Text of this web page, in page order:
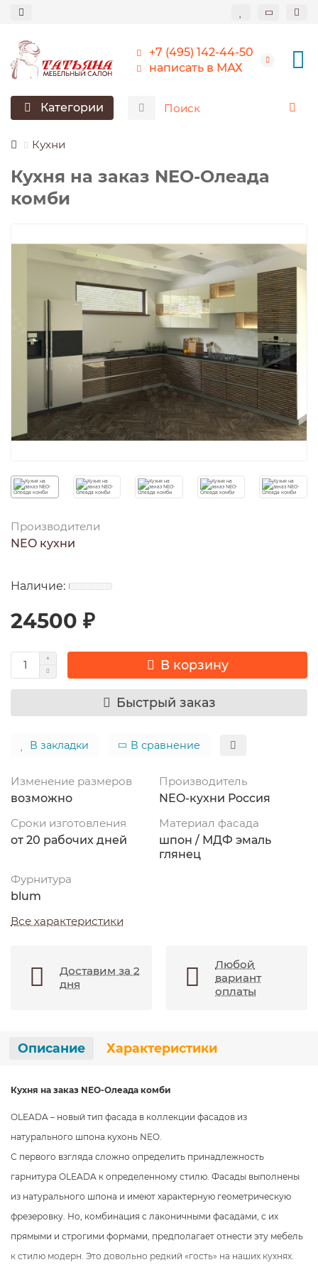
+7 (495) 142-44-50
написать в МАХ
Категории
Кухни
Кухня на заказ NEO-Олеада
комби
Производители
NEO кухни
24500 ₽
В корзину
Быстрый заказ
В закладки В сравнение
Изменение размеров
возможно
Производитель
NEO-кухни Россия
Сроки изготовления
от 20 рабочих дней
Материал фасада
шпон / МДФ эмаль
глянец
Фурнитура
blum
Все характеристики
Доставим за 2
дня
Любой
вариант
оплаты
Описание Характеристики
Кухня на заказ NEO-Олеада комби
OLEADA – новый тип фасада в коллекции фасадов из
натурального шпона кухонь NEO.
С первого взгляда сложно определить принадлежность
гарнитура OLEADA к определенному стилю. Фасады выполнены
из натурального шпона и имеют характерную геометрическую
фрезеровку. Но, комбинация с лаконичными фасадами, с их
прямыми и строгими формами, предполагает отнести эту мебель
к стилю модерн. Это довольно редкий «гость» на наших кухнях.